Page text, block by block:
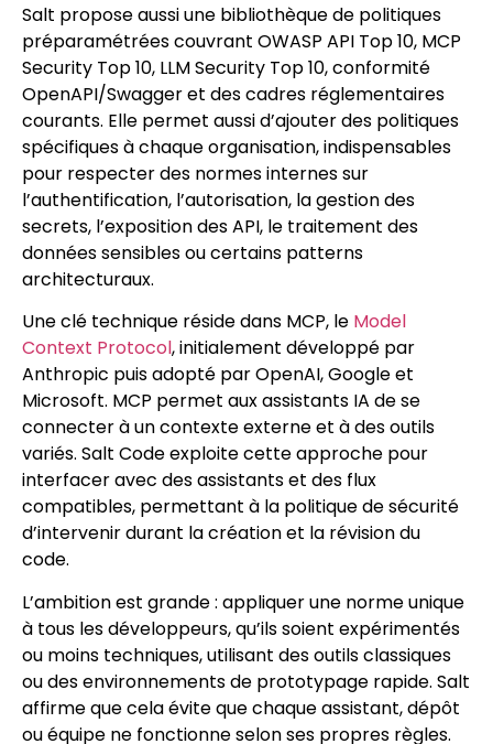
Salt propose aussi une bibliothèque de politiques
préparamétrées couvrant OWASP API Top 10, MCP
Security Top 10, LLM Security Top 10, conformité
OpenAPI/Swagger et des cadres réglementaires
courants. Elle permet aussi d’ajouter des politiques
spécifiques à chaque organisation, indispensables
pour respecter des normes internes sur
l’authentification, l’autorisation, la gestion des
secrets, l’exposition des API, le traitement des
données sensibles ou certains patterns
architecturaux.
Une clé technique réside dans MCP, le Model
Context Protocol, initialement développé par
Anthropic puis adopté par OpenAI, Google et
Microsoft. MCP permet aux assistants IA de se
connecter à un contexte externe et à des outils
variés. Salt Code exploite cette approche pour
interfacer avec des assistants et des flux
compatibles, permettant à la politique de sécurité
d’intervenir durant la création et la révision du
code.
L’ambition est grande : appliquer une norme unique
à tous les développeurs, qu’ils soient expérimentés
ou moins techniques, utilisant des outils classiques
ou des environnements de prototypage rapide. Salt
affirme que cela évite que chaque assistant, dépôt
ou équipe ne fonctionne selon ses propres règles.